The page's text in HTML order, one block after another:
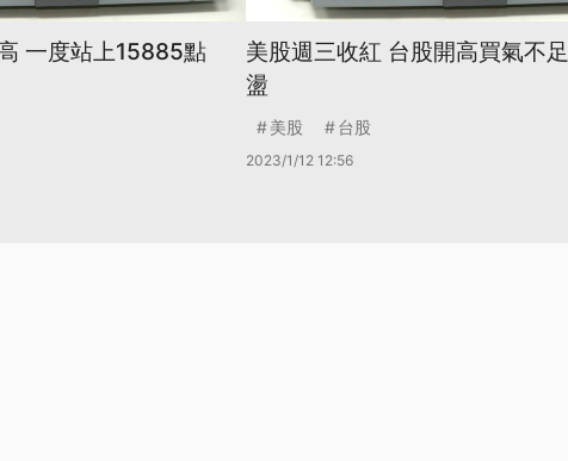
一度站上15885點
美股週三收紅 台股開高買氣不
盪
美股 台股
2023/1/12 12:56